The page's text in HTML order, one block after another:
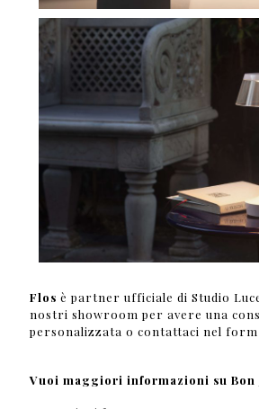
Flos è partner ufficiale di Studio
nostri showroom per avere una
personalizzata o contattaci nel
Vuoi maggiori informazioni su Bon